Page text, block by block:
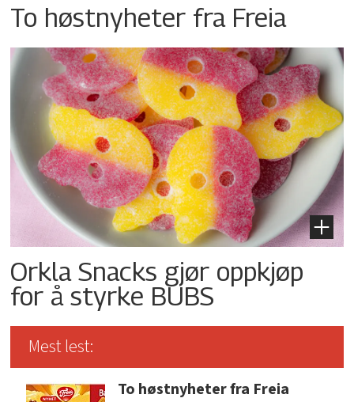
To høstnyheter fra Freia
Orkla Snacks gjør oppkjøp
for å styrke BUBS
Mest lest:
To høstnyheter fra Freia